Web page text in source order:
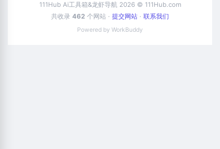
111Hub Ai工具箱&龙虾导航 2026 © 111Hub.com
共收录 462 个网站 · 提交网站 · 联系我们
Powered by WorkBuddy